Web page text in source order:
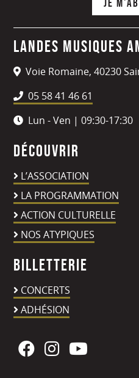
Landes Musiques
Voie Romaine, 40230
05 58 41 46 61
Lun - Ven | 09:30-17:30
Découvrir
L’ASSOCIATION
LA PROGRAMMATION
ACTION CULTURELLE
NOS ATYPIQUES
Billetterie
CONCERTS
ADHÉSION